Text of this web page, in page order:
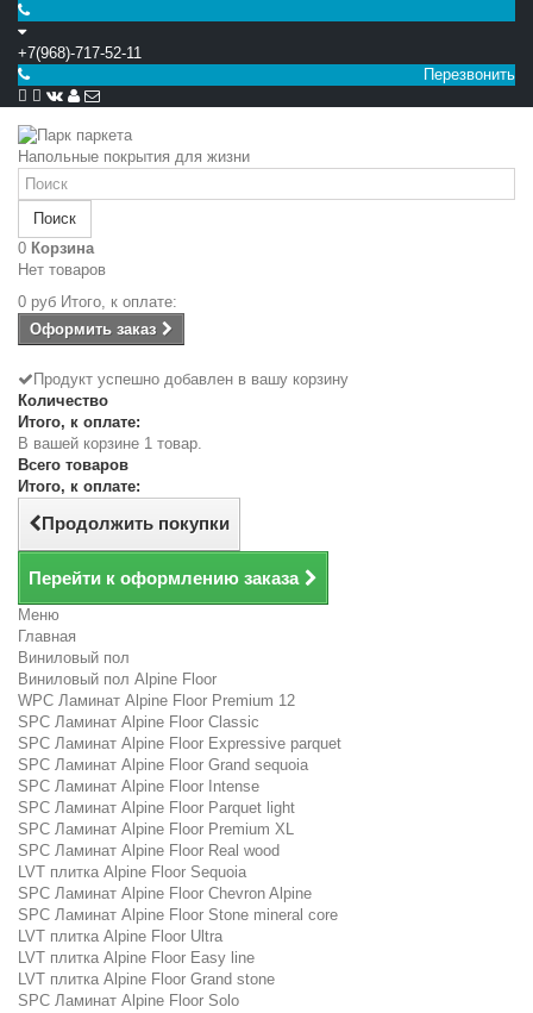
+7(968)-717-52-11
Перезвонить
 
Напольные покрытия для жизни
Поиск
0 Корзина
Нет товаров
0 руб Итого, к оплате:
Оформить заказ
Продукт успешно добавлен в вашу корзину
Количество
Итого, к оплате:
В вашей корзине 1 товар.
Всего товаров
Итого, к оплате:
Продолжить покупки
Перейти к оформлению заказа
Меню
Главная
Виниловый пол
Виниловый пол Alpine Floor
WPC Ламинат Alpine Floor Premium 12
SPC Ламинат Alpine Floor Classic
SPC Ламинат Alpine Floor Expressive parquet
SPC Ламинат Alpine Floor Grand sequoia
SPC Ламинат Alpine Floor Intense
SPC Ламинат Alpine Floor Parquet light
SPC Ламинат Alpine Floor Premium XL
SPC Ламинат Alpine Floor Real wood
LVT плитка Alpine Floor Sequoia
SPC Ламинат Alpine Floor Chevron Alpine
SPC Ламинат Alpine Floor Stone mineral core
LVT плитка Alpine Floor Ultra
LVT плитка Alpine Floor Easy line
LVT плитка Alpine Floor Grand stone
SPC Ламинат Alpine Floor Solo